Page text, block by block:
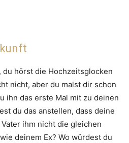
du hörst die Hochzeitsglocken
nicht, aber du malst dir schon
ihn das erste Mal mit zu deinen
du das anstellen, dass deine
ihm nicht die gleichen
deinem Ex? Wo würdest du